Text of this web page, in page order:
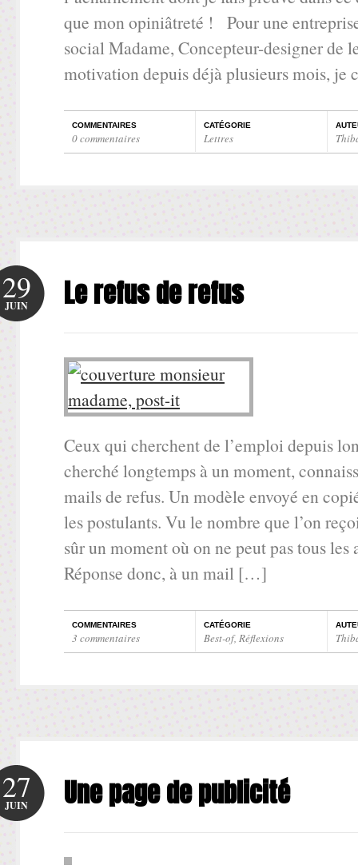
que mon opiniâtreté ! Pour une
social Madame, Concepteur-designer de
motivation depuis déjà plusieurs mois,
COMMENTAIRES
0 commentaires
CATÉGORIE
Lettres
Le refus de refus
29
JUIN
Ceux qui cherchent de l’emploi depuis
cherché longtemps à un moment,
mails de refus. Un modèle envoyé en
les postulants. Vu le nombre que l’on
sûr un moment où on ne peut pas tous les
Réponse donc, à un mail […]
COMMENTAIRES
3 commentaires
CATÉGORIE
Best-of, Réflexions
Une page de publicité
27
JUIN